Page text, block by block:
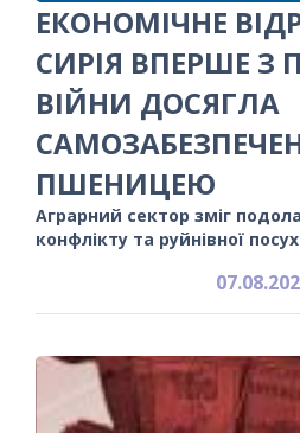
ЕКОНОМІЧНЕ
СИРІЯ ВПЕРШЕ З
ВІЙНИ ДОСЯГЛА
ПШЕНИЦЕЮ
Аграрний сектор зміг
конфлікту та руйнівної